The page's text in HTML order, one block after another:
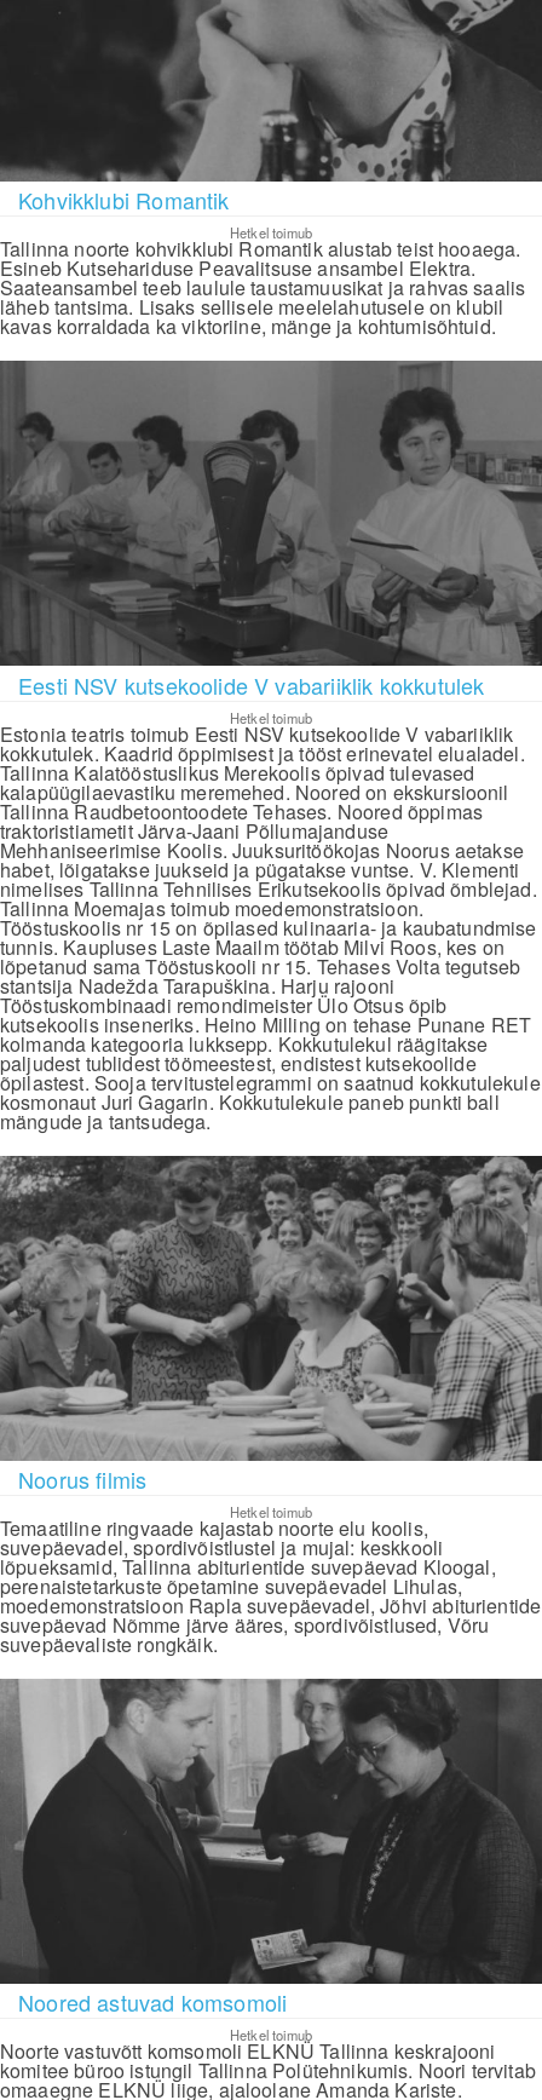
Kohvikklubi Romantik
Hetkel toimub
Tallinna noorte kohvikklubi Romantik alustab teist hooaega.
Esineb Kutsehariduse Peavalitsuse ansambel Elektra.
Saateansambel teeb laulule taustamuusikat ja rahvas saalis
läheb tantsima. Lisaks sellisele meelelahutusele on klubil
kavas korraldada ka viktoriine, mänge ja kohtumisõhtuid.
Eesti NSV kutsekoolide V vabariiklik kokkutulek
Hetkel toimub
Estonia teatris toimub Eesti NSV kutsekoolide V vabariiklik
kokkutulek. Kaadrid õppimisest ja tööst erinevatel elualadel.
Tallinna Kalatööstuslikus Merekoolis õpivad tulevased
kalapüügilaevastiku meremehed. Noored on ekskursioonil
Tallinna Raudbetoontoodete Tehases. Noored õppimas
traktoristiametit Järva-Jaani Põllumajanduse
Mehhaniseerimise Koolis. Juuksuritöökojas Noorus aetakse
habet, lõigatakse juukseid ja pügatakse vuntse. V. Klementi
nimelises Tallinna Tehnilises Erikutsekoolis õpivad õmblejad.
Tallinna Moemajas toimub moedemonstratsioon.
Tööstuskoolis nr 15 on õpilased kulinaaria- ja kaubatundmise
tunnis. Kaupluses Laste Maailm töötab Milvi Roos, kes on
lõpetanud sama Tööstuskooli nr 15. Tehases Volta tegutseb
stantsija Nadežda Tarapuškina. Harju rajooni
Tööstuskombinaadi remondimeister Ülo Otsus õpib
kutsekoolis inseneriks. Heino Milling on tehase Punane RET
kolmanda kategooria lukksepp. Kokkutulekul räägitakse
paljudest tublidest töömeestest, endistest kutsekoolide
õpilastest. Sooja tervitustelegrammi on saatnud kokkutulekule
kosmonaut Juri Gagarin. Kokkutulekule paneb punkti ball
mängude ja tantsudega.
Noorus filmis
Hetkel toimub
Temaatiline ringvaade kajastab noorte elu koolis,
suvepäevadel, spordivõistlustel ja mujal: keskkooli
lõpueksamid, Tallinna abiturientide suvepäevad Kloogal,
perenaistetarkuste õpetamine suvepäevadel Lihulas,
moedemonstratsioon Rapla suvepäevadel, Jõhvi abiturientide
suvepäevad Nõmme järve ääres, spordivõistlused, Võru
suvepäevaliste rongkäik.
Noored astuvad komsomoli
Hetkel toimub
Noorte vastuvõtt komsomoli ELKNÜ Tallinna keskrajooni
komitee büroo istungil Tallinna Polütehnikumis. Noori tervitab
omaaegne ELKNÜ liige, ajaloolane Amanda Kariste.